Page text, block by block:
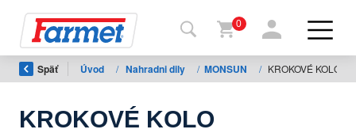
Späť
na
0
Späť Úvod / Nahradni dily / MONSUN / KROKOVÉ KOLO
KROKOVÉ KOLO